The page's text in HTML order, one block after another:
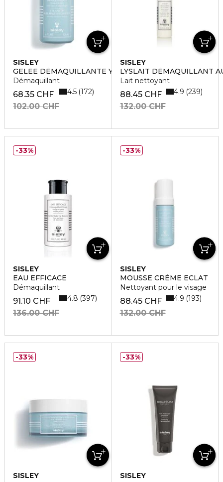
SISLEY
GELÉE DÉMAQUILLANTE YEUX ET LÈVRES
Démaquillant
68.35 CHF
102.00 CHF
4.5 172
SISLEY
LYSLAIT DÉMAQUILLANT
Lait nettoyant
88.45 CHF
132.00 CHF
4.9 239
SISLEY
EAU EFFICACE
Démaquillant
91.10 CHF
136.00 CHF
4.8 397
33%
SISLEY
MOUSSE CRÈME ECLAT
Nettoyant pour le visage
88.45 CHF
132.00 CHF
4.9 193
33%
SISLEY
33%
SISLEY
33%